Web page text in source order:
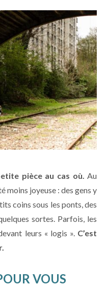
pièce au cas où. Au
moins joyeuse : des gens y
coins sous les ponts, des
sortes. Parfois, les
leurs « logis ». C’est
VOUS